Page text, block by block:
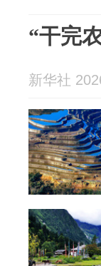
“干完
新华社